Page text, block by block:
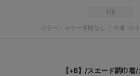
1 /3
カラー：カラー展開なし / 在庫 サ
【+B】/スエード調巾着